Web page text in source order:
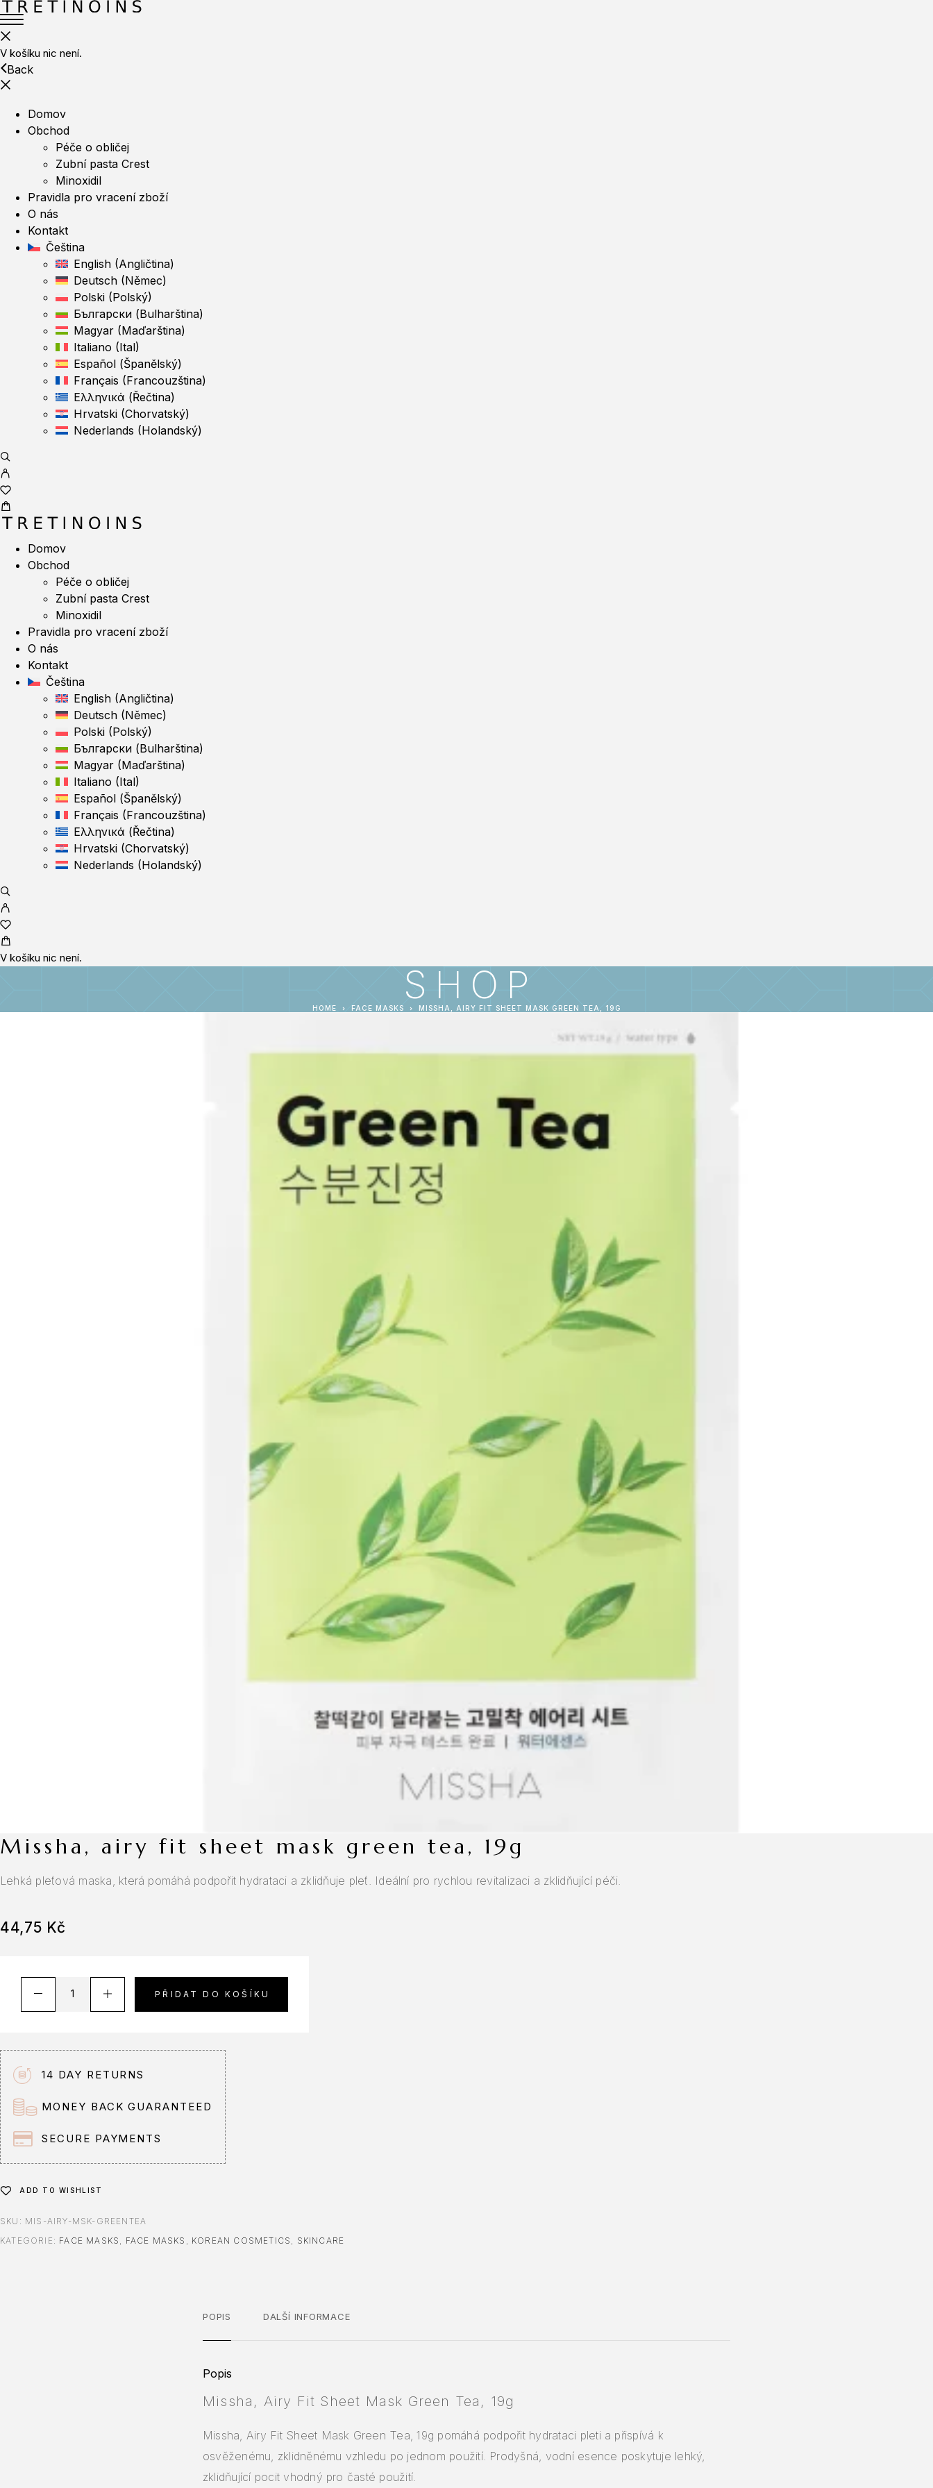
V košíku nic není.
Back
Domov
Obchod
Péče o obličej
Zubní pasta Crest
Minoxidil
Pravidla pro vracení zboží
O nás
Kontakt
Čeština
English (Angličtina)
Deutsch (Němec)
Polski (Polský)
Български (Bulharština)
Magyar (Maďarština)
Italiano (Ital)
Español (Španělský)
Français (Francouzština)
Ελληνικά (Řečtina)
Hrvatski (Chorvatský)
Nederlands (Holandský)
Domov
Obchod
Péče o obličej
Zubní pasta Crest
Minoxidil
Pravidla pro vracení zboží
O nás
Kontakt
Čeština
English (Angličtina)
Deutsch (Němec)
Polski (Polský)
Български (Bulharština)
Magyar (Maďarština)
Italiano (Ital)
Español (Španělský)
Français (Francouzština)
Ελληνικά (Řečtina)
Hrvatski (Chorvatský)
Nederlands (Holandský)
V košíku nic není.
SHOP
HOME FACE MASKS MISSHA, AIRY FIT SHEET MASK GREEN TEA, 19G
missha, airy fit sheet mask green tea, 19g
Lehká pleťová maska, která pomáhá podpořit hydrataci a zklidňuje pleť. Ideální pro rychlou revitalizaci a zklidňující péči.
44,75 Kč
PŘIDAT DO KOŠÍKU
r
n
a
t
i
v
:
14 DAY RETURNS
MONEY BACK GUARANTEED
SECURE PAYMENTS
ADD TO WISHLIST
SKU: MIS-AIRY-MSK-GREENTEA
KATEGORIE: FACE MASKS FACE MASKS KOREAN COSMETICS SKINCARE
POPIS DALŠÍ INFORMACE
Popis
Missha, Airy Fit Sheet Mask Green Tea, 19g
Missha, Airy Fit Sheet Mask Green Tea, 19g pomáhá podpořit hydrataci pleti a přispívá k
osvěženému, zklidněnému vzhledu po jednom použití. Prodyšná, vodní esence poskytuje lehký,
zklidňující pocit vhodný pro časté použití.